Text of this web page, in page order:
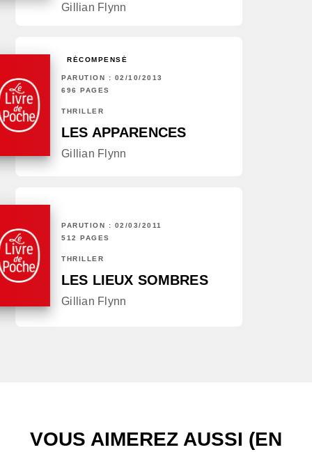
Gillian Flynn
RÉCOMPENSÉ
PARUTION : 02/10/2013
696 PAGES
THRILLER
LES APPARENCES
Gillian Flynn
PARUTION : 02/03/2011
512 PAGES
THRILLER
LES LIEUX SOMBRES
Gillian Flynn
VOUS AIMEREZ AUSSI (EN